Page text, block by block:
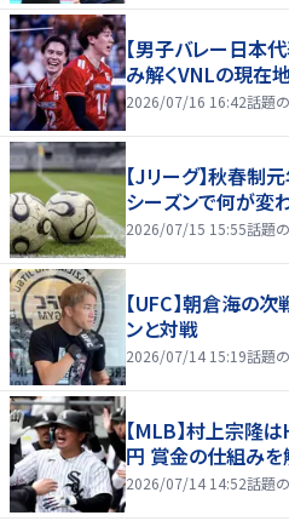
【男子バレー日本
み解くVNLの現在
2026/07/16 16:42話題
【Jリーグ】秋春制
シーズンで何が変
2026/07/15 15:55話題
【UFC】朝倉海の
ンと対戦
2026/07/14 15:19話題
【MLB】村上宗隆
円 賞金の仕組み
2026/07/14 14:52話題